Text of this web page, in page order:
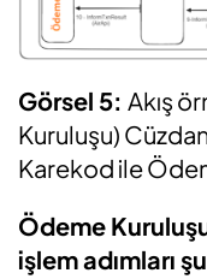
Görsel 5: Akış
Kuruluşu)
Karekod ile
Ödeme
işlem adımları